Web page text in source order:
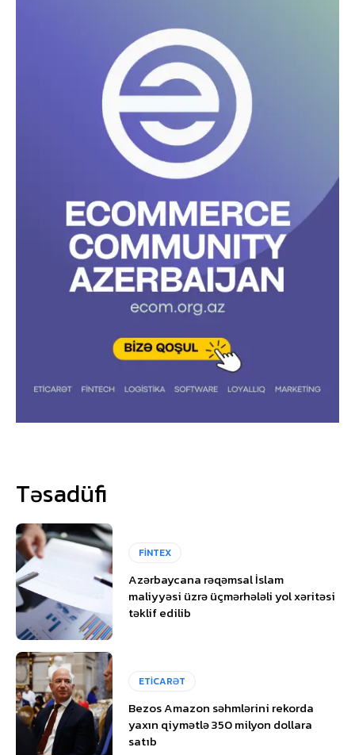
Təsadüfi
FİNTEX
Azərbaycana rəqəmsal İslam
maliyyəsi üzrə üçmərhələli yol xəritəsi
təklif edilib
ETİCARƏT
Bezos Amazon səhmlərini rekorda
yaxın qiymətlə 350 milyon dollara
satıb